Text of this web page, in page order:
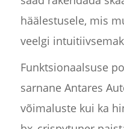
häälestusele, mis
veelgi
Funktsionaalsuse
sarnane Antares
võimaluste kui ka